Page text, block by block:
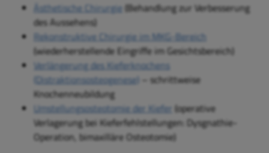
Ästhetische Chirurgie (Behandlung zur Verbesserung
des Aussehens)
Rekonstruktive Chirurgie im MKG-Bereich
(wiederherstellende Eingriffe im Gesichtsbereich)
Verlängerung des Kieferknochens
(Distraktionsosteogenese) – schrittweise
Knochenneubildung
Umstellungsosteotomie der Kiefer (operative
Verlagerung bei Kieferfehlstellungen: Dysgnathie-
Operation, bimaxilläre Osteotomie)